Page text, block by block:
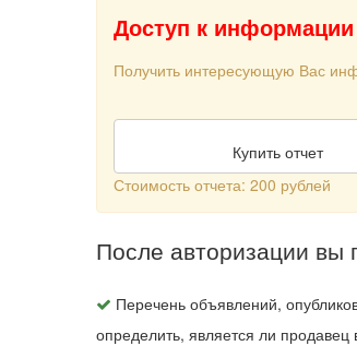
Доступ к информации
Получить интересующую Вас
Купить отчет
Стоимость отчета: 200 рублей
После авторизации вы
Перечень объявлений,
определить, является ли